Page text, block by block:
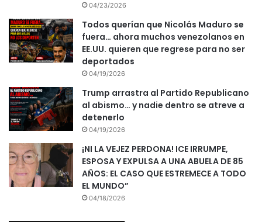
04/23/2026
Todos querían que Nicolás Maduro se
fuera… ahora muchos venezolanos en
EE.UU. quieren que regrese para no ser
deportados
04/19/2026
Trump arrastra al Partido Republicano
al abismo… y nadie dentro se atreve a
detenerlo
04/19/2026
¡NI LA VEJEZ PERDONA! ICE IRRUMPE,
ESPOSA Y EXPULSA A UNA ABUELA DE 85
AÑOS: EL CASO QUE ESTREMECE A TODO
EL MUNDO”
04/18/2026